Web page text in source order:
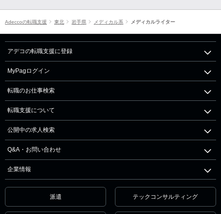
Adeccoの転職支援 東北 岩手県 メディカル系 メディカルライター
アデコの転職支援に登録
MyPagログイン
転職のお仕事検索
転職支援について
公開中の求人検索
Q&A・お問い合わせ
企業情報
派遣 テックコンサルティング